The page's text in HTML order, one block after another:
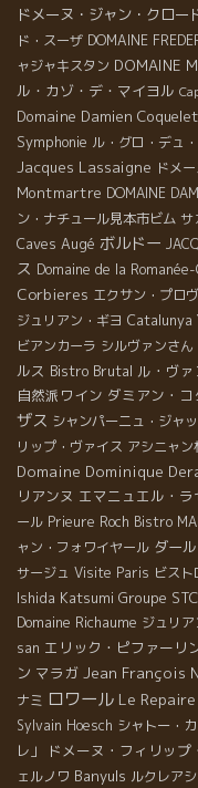
ドメーヌ・ジャン・クロー
ド・スーザ DOMAINE
ャジャキスタン DOMAINE
ル・カゾ・デ・マイヨル
Domaine Damien Coquelet
Symphonie ル・グロ・デュ
Jacques Lassaigne ドメ
Montmartre DOMAINE
ン・ナチュール見本市ビム サ
Caves Augé ボルドー
ス Domaine de la
Corbieres エクサン・プロ
ジュリアン・ギヨ Catalunya
ビアンカーラ シルヴァンさん
ルス Bistro Brutal ル・ヴ
自然派ワイン ダミアン・コ
ザス シャンパーニュ・ジャ
リップ・ヴァイス アシニャン
Domaine Dominique
リアンヌ エマニュエル・ラ
ール Prieure Roch Bistro
ャン・フォワイヤール ダー
サージュ Visite Paris ビス
Ishida Katsumi Groupe STC
Domaine Richaume ジュリ
san エリック・ピファーリ
ン マラガ Jean François
ナミ ロワール Le
Sylvain Hoesch シャトー・
レ」
ドメーヌ・フィリップ
ェルノワ Banyuls ルクレア